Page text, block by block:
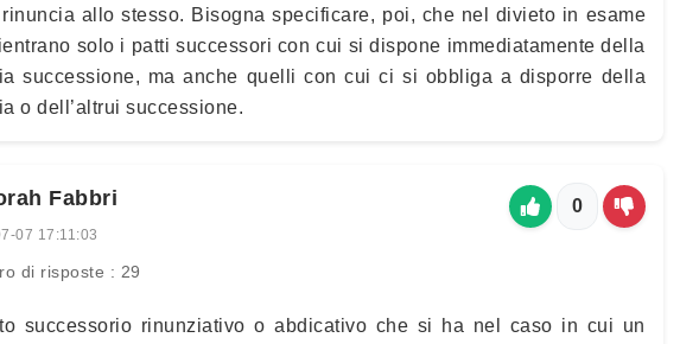
allo stesso. Bisogna specificare, poi, che nel divieto in esame
solo i patti successori con cui si dispone immediatamente della
successione, ma anche quelli con cui ci si obbliga a disporre della
o dell’altrui successione.
Fabbri
07 17:11:03
di risposte : 29
0
successorio rinunziativo o abdicativo che si ha nel caso in cui un